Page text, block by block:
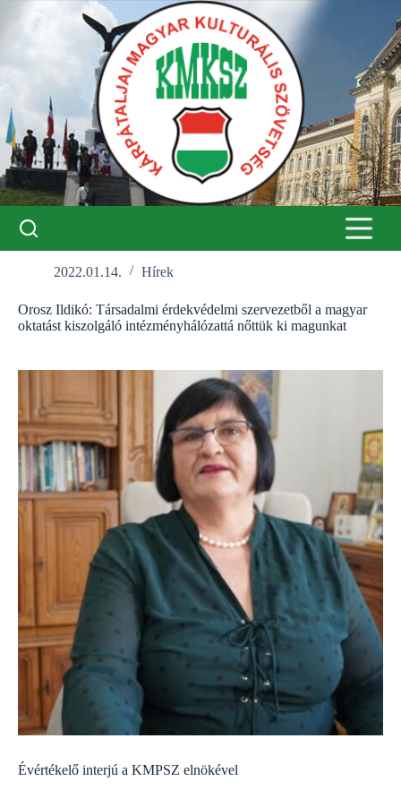
2022.01.14. Hírek
Orosz Ildikó: Társadalmi érdekvédelmi szervezetből a magyar
oktatást kiszolgáló intézményhálózattá nőttük ki magunkat
Évértékelő interjú a KMPSZ elnökével